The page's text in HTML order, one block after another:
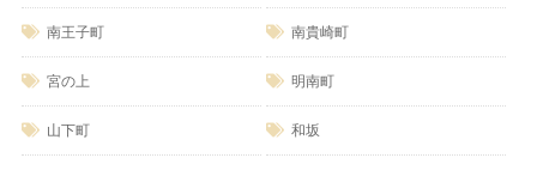
南王子町 南貴崎町
宮の上 明南町
山下町 和坂